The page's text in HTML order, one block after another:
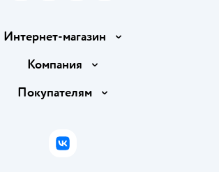
Интернет-магазин
Доставка и оплата
Правила продажи
использования файлов cookie
Компания
Вакансии
Покупателям
Бонусные карты
ВКонтакте